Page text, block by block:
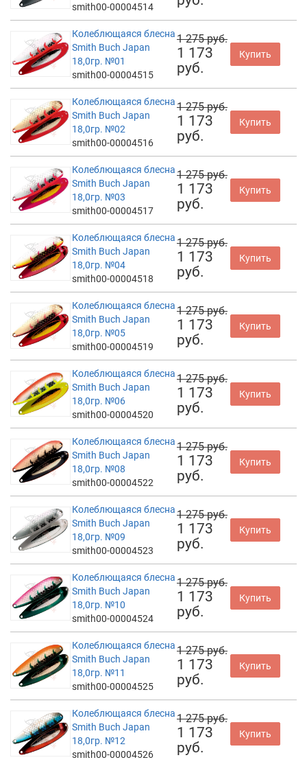
smith00-00004514
Колеблющаяся блесна
Smith Buch Japan
18,0гр. №01
smith00-00004515
1 275 руб.
1 173
руб.
Купить
Колеблющаяся блесна
Smith Buch Japan
18,0гр. №02
smith00-00004516
1 275 руб.
1 173
руб.
Купить
Колеблющаяся блесна
Smith Buch Japan
18,0гр. №03
smith00-00004517
1 275 руб.
1 173
руб.
Купить
Колеблющаяся блесна
Smith Buch Japan
18,0гр. №04
smith00-00004518
1 275 руб.
1 173
руб.
Купить
Колеблющаяся блесна
Smith Buch Japan
18,0гр. №05
smith00-00004519
1 275 руб.
1 173
руб.
Купить
Колеблющаяся блесна
Smith Buch Japan
18,0гр. №06
smith00-00004520
1 275 руб.
1 173
руб.
Купить
Колеблющаяся блесна
Smith Buch Japan
18,0гр. №08
smith00-00004522
1 275 руб.
1 173
руб.
Купить
Колеблющаяся блесна
Smith Buch Japan
18,0гр. №09
smith00-00004523
1 275 руб.
1 173
руб.
Купить
Колеблющаяся блесна
Smith Buch Japan
18,0гр. №10
smith00-00004524
1 275 руб.
1 173
руб.
Купить
Колеблющаяся блесна
Smith Buch Japan
18,0гр. №11
smith00-00004525
1 275 руб.
1 173
руб.
Купить
Колеблющаяся блесна
Smith Buch Japan
18,0гр. №12
smith00-00004526
1 275 руб.
1 173
руб.
Купить